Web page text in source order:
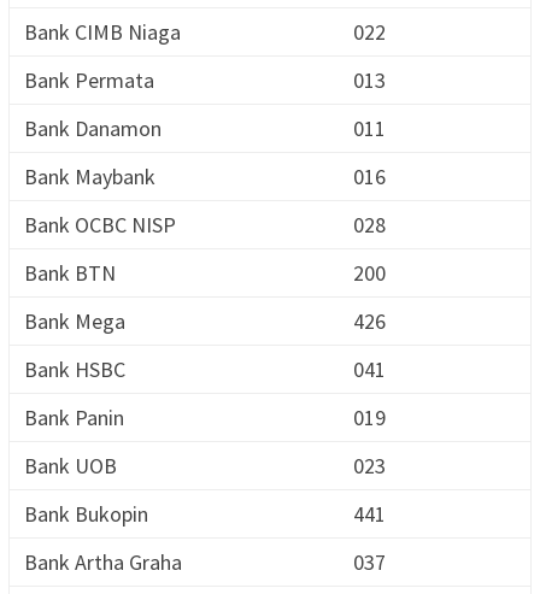
Bank CIMB Niaga
022
Bank Permata
013
Bank Danamon
011
Bank Maybank
016
Bank OCBC NISP
028
Bank BTN
200
Bank Mega
426
Bank HSBC
041
Bank Panin
019
Bank UOB
023
Bank Bukopin
441
Bank Artha Graha
037